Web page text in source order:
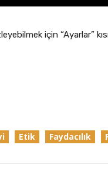
için “Ayarlar”
Etik Faydacılık